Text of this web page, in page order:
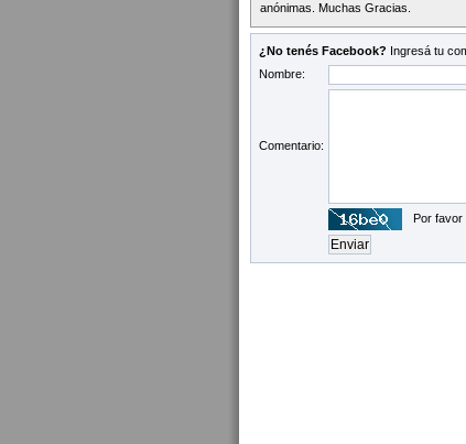
anónimas. Muchas Gracias.
¿No tenés Facebook? Ingresá tu
Nombre:
Comentario:
Por favor